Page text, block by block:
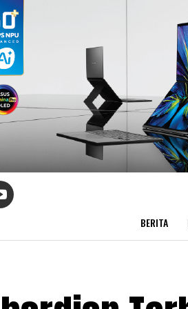
BERITA